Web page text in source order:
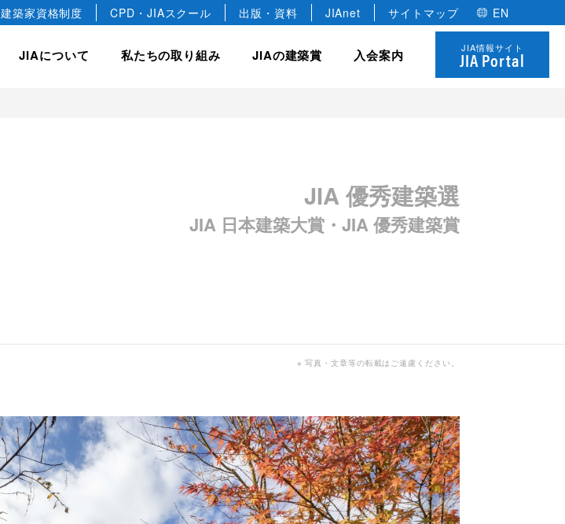
建築家資格制度 CPD・JIAスクール 出版・資料 JIAnet サイトマップ EN
JIAについて
名誉会員
私たちの取り組み
各種委員会・全国会議
JIAの建築賞
JIA 25年賞・JIA 25年建築選
建築家のあかりコンペ
JIAゴールデンキューブ賞
入会案内
個人
JIA情報サイト
JIA Portal
JIA 優秀建築選
JIA 日本建築大賞・JIA 優秀建築賞
※ 写真・文章等の転載はご遠慮ください。